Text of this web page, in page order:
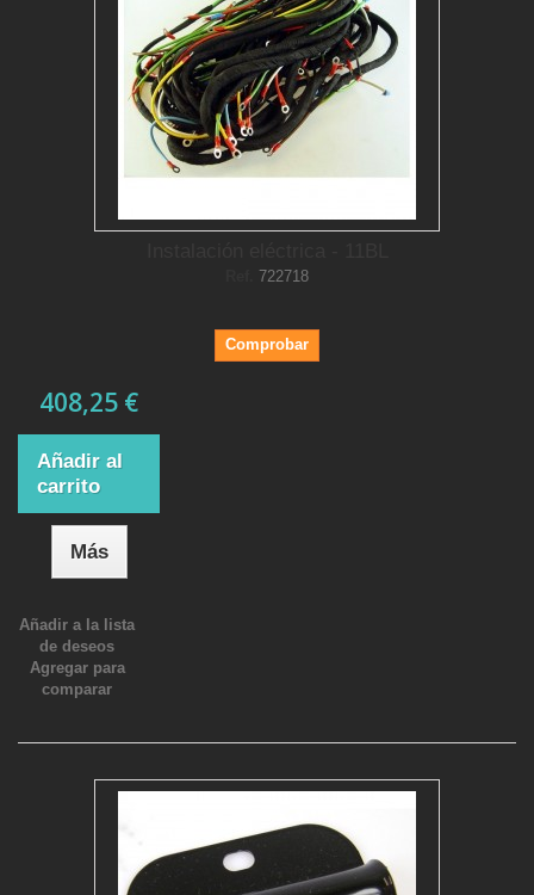
722718
Comprobar
408,25 €
Añadir al
carrito
Más
Añadir a la lista
de deseos
Agregar para
comparar